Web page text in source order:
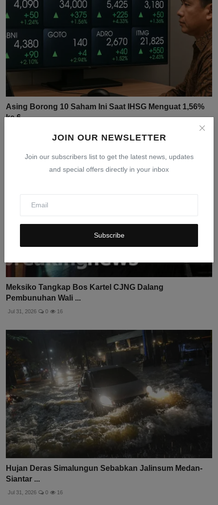
JOIN OUR NEWSLETTER
Join our subscribers list to get the latest news, updates
and special offers directly in your inbox
Subscribe
Asing Borong 10 Saham Ini Saat IHSG Menguat 1,56%
ke 6....
Meksiko Tangkap Bos Kartel CJNG Dalang
Pembunuhan Wali ...
Jul 31, 2026 0 16
Hujan Deras Simalungun Sebabkan Jalinsum Medan-
Siantar ...
Jul 31, 2026 0 16